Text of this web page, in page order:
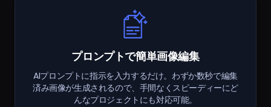
プロンプトで簡単画像編集
AIプロンプトに指示を入力するだけ。わずか数秒で編集
済み画像が生成されるので、手間なくスピーディーにど
んなプロジェクトにも対応可能。